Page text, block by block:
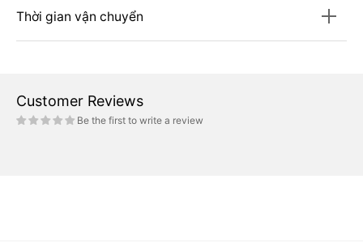
Thời gian vận chuyển
Customer Reviews
Be the first to write a review